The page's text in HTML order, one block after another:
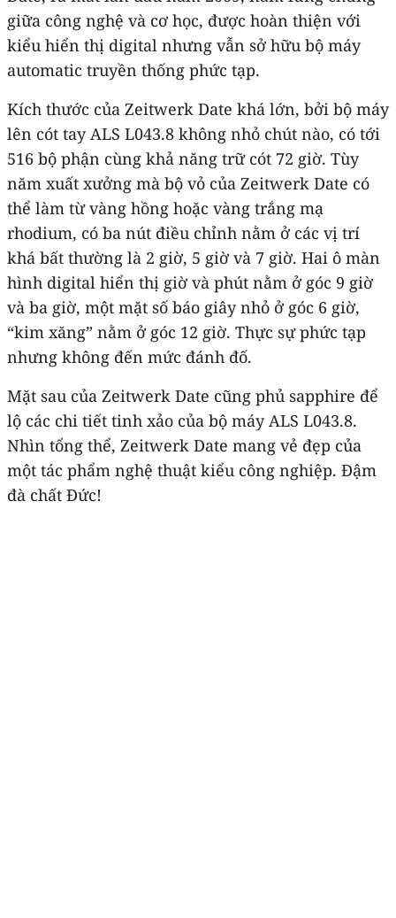
giữa công nghệ và cơ học, được hoàn thiện với
kiểu hiển thị digital nhưng vẫn sở hữu bộ máy
automatic truyền thống phức tạp.
Kích thước của Zeitwerk Date khá lớn, bởi bộ máy
lên cót tay ALS L043.8 không nhỏ chút nào, có tới
516 bộ phận cùng khả năng trữ cót 72 giờ. Tùy
năm xuất xưởng mà bộ vỏ của Zeitwerk Date có
thể làm từ vàng hồng hoặc vàng trắng mạ
rhodium, có ba nút điều chỉnh nằm ở các vị trí
khá bất thường là 2 giờ, 5 giờ và 7 giờ. Hai ô màn
hình digital hiển thị giờ và phút nằm ở góc 9 giờ
và ba giờ, một mặt số báo giây nhỏ ở góc 6 giờ,
“kim xăng” nằm ở góc 12 giờ. Thực sự phức tạp
nhưng không đến mức đánh đố.
Mặt sau của Zeitwerk Date cũng phủ sapphire để
lộ các chi tiết tinh xảo của bộ máy ALS L043.8.
Nhìn tổng thể, Zeitwerk Date mang vẻ đẹp của
một tác phẩm nghệ thuật kiểu công nghiệp. Đậm
đà chất Đức!